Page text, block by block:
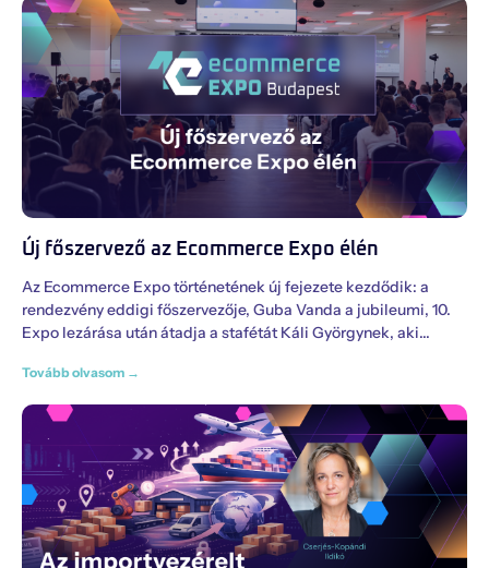
Új főszervező az Ecommerce Expo élén
Az Ecommerce Expo történetének új fejezete kezdődik: a
rendezvény eddigi főszervezője, Guba Vanda a jubileumi, 10.
Expo lezárása után átadja a stafétát Káli Györgynek, aki
Tovább olvasom →